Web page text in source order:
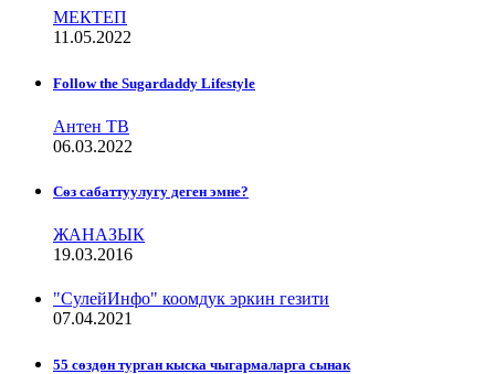
МЕКТЕП
11.05.2022
Follow the Sugardaddy Lifestyle
Антен ТВ
06.03.2022
Сѳз сабаттуулугу деген эмне?
ЖАНАЗЫК
19.03.2016
"СулейИнфо" коомдук эркин гезити
07.04.2021
55 сөздөн турган кыска чыгармаларга сынак